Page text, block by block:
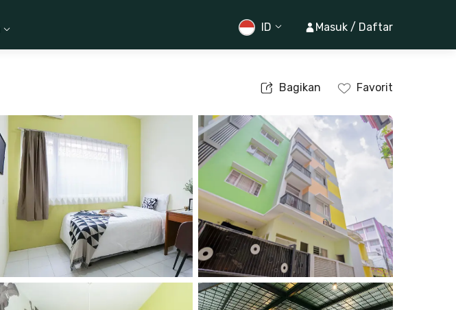
ID Masuk / Daftar
Bagikan Favorit